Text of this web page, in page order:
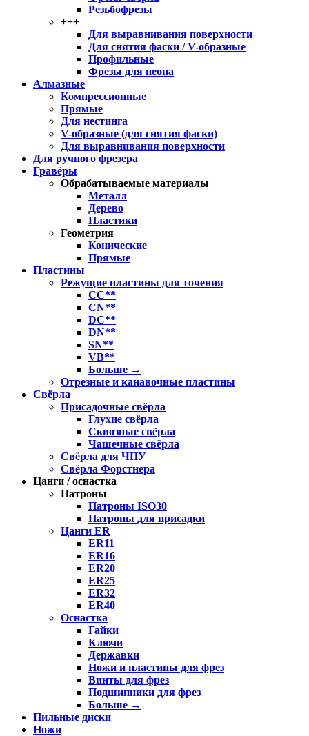
Резьбофрезы
+++
Для выравнивания поверхности
Для снятия фаски / V-образные
Профильные
Фрезы для неона
Алмазные
Компрессионные
Прямые
Для нестинга
V-образные (для снятия фаски)
Для выравнивания поверхности
Для ручного фрезера
Гравёры
Обрабатываемые материалы
Металл
Дерево
Пластики
Геометрия
Конические
Прямые
Пластины
Режущие пластины для точения
CC**
CN**
DC**
DN**
SN**
VB**
Больше →
Отрезные и канавочные пластины
Свёрла
Присадочные свёрла
Глухие свёрла
Сквозные свёрла
Чашечные свёрла
Свёрла для ЧПУ
Свёрла Форстнера
Цанги / оснастка
Патроны
Патроны ISO30
Патроны для присадки
Цанги ER
ER11
ER16
ER20
ER25
ER32
ER40
Оснастка
Гайки
Ключи
Державки
Ножи и пластины для фрез
Винты для фрез
Подшипники для фрез
Больше →
Пильные диски
Ножи